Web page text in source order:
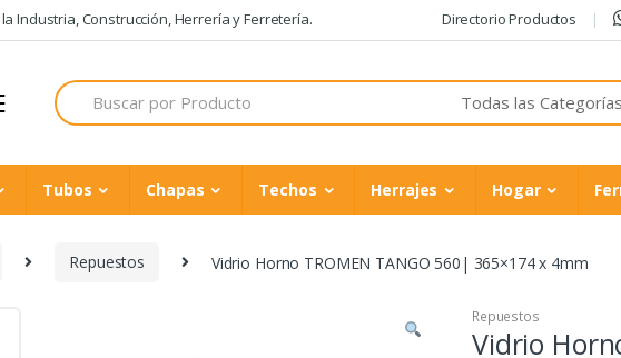
Industria, Construcción, Herrería y Ferretería. Directorio Productos
Search
for:
Tubos Chapas Techos Herrajes Hogar
Repuestos Vidrio Horno TROMEN TANGO 560| 365×174 x 4mm
Repuestos
Vidrio